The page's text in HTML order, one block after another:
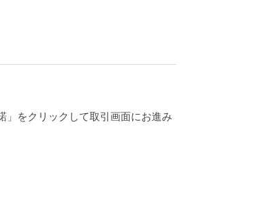
」をクリックして取引画面にお進み